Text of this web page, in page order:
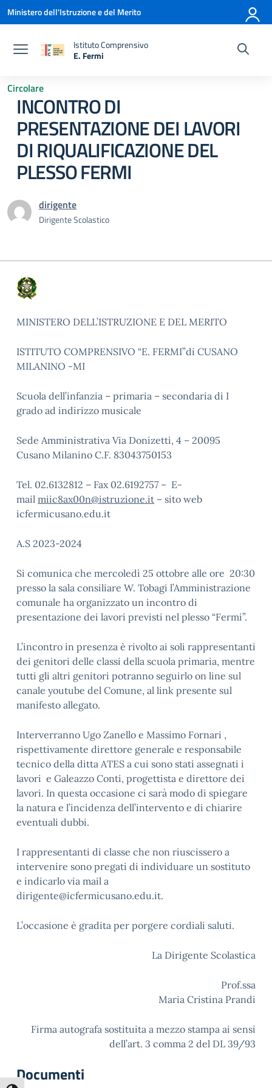
Vai ai contenuti
Vai al menu di navigazione
Vai al footer
Ministero dell'Istruzione e del Merito
Istituto Comprensivo
E. Fermi
Circolare
INCONTRO DI
PRESENTAZIONE DEI LAVORI
DI RIQUALIFICAZIONE DEL
PLESSO FERMI
dirigente
Dirigente Scolastico
MINISTERO DELL’ISTRUZIONE E DEL MERITO
ISTITUTO COMPRENSIVO “E. FERMI”di CUSANO
MILANINO -MI
Scuola dell’infanzia – primaria – secondaria di I
grado ad indirizzo musicale
Sede Amministrativa Via Donizetti, 4 – 20095
Cusano Milanino C.F. 83043750153
Tel. 02.6132812 – Fax 02.6192757 – E-
mail miic8ax00n@istruzione.it – sito web
icfermicusano.edu.it
A.S 2023-2024
Si comunica che mercoledì 25 ottobre alle ore 20:30
presso la sala consiliare W. Tobagi l’Amministrazione
comunale ha organizzato un incontro di
presentazione dei lavori previsti nel plesso “Fermi”.
L’incontro in presenza è rivolto ai soli rappresentanti
dei genitori delle classi della scuola primaria, mentre
tutti gli altri genitori potranno seguirlo on line sul
canale youtube del Comune, al link presente sul
manifesto allegato.
Interverranno Ugo Zanello e Massimo Fornari ,
rispettivamente direttore generale e responsabile
tecnico della ditta ATES a cui sono stati assegnati i
lavori e Galeazzo Conti, progettista e direttore dei
lavori. In questa occasione ci sarà modo di spiegare
la natura e l’incidenza dell’intervento e di chiarire
eventuali dubbi.
I rappresentanti di classe che non riuscissero a
intervenire sono pregati di individuare un sostituto
e indicarlo via mail a
dirigente@icfermicusano.edu.it.
L’occasione è gradita per porgere cordiali saluti.
La Dirigente Scolastica
Prof.ssa
Maria Cristina Prandi
Firma autografa sostituita a mezzo stampa ai sensi
dell’art. 3 comma 2 del DL 39/93
Documenti